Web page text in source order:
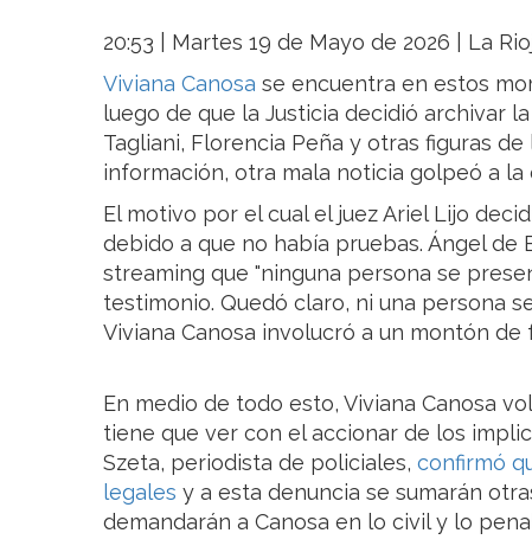
20:53 | Martes 19 de Mayo de 2026 | La
Viviana Canosa se encuentra en estos
luego de que la Justicia decidió archivar
Tagliani, Florencia Peña y otras figuras
información, otra mala noticia golpeó a la
El motivo por el cual el juez Ariel Lijo
debido a que no había pruebas. Ángel de
streaming que "ninguna persona se
testimonio. Quedó claro, ni una persona
Viviana Canosa involucró a un montón de
En medio de todo esto, Viviana Canosa
tiene que ver con el accionar de los
Szeta, periodista de policiales, confirmó
legales y a esta denuncia se sumarán
demandarán a Canosa en lo civil y lo